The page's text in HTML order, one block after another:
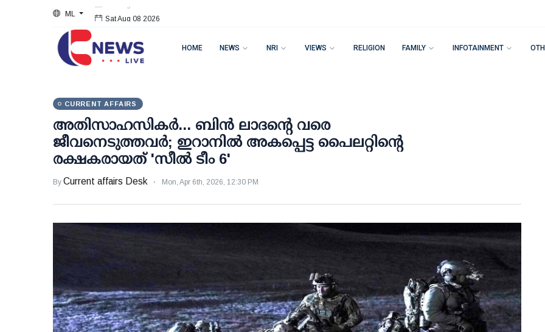
ML Sat Aug 08 2026
HOME NEWS NRI VIEWS RELIGION FAMILY INFOTAINMENT
CURRENT AFFAIRS
അതിസാഹസികര്‍... ബിന്‍ ലാദന്റെ വരെ
ജീവനെടുത്തവര്‍; ഇറാനില്‍ അകപ്പെട്ട പൈലറ്റിന്റെ
രക്ഷകരായത് 'സീല്‍ ടീം 6'
By Current affairs Desk Mon, Apr 6th, 2026, 12:30 PM